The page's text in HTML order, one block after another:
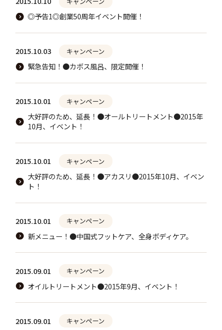
◎予告1◎創業50周年イベント開催！
2015.10.03 キャンペーン
緊急告知！●カボス風呂、限定開催！
2015.10.01 キャンペーン
大好評のため、延長！●オールトリートメント●2015年
10月、イベント！
2015.10.01 キャンペーン
大好評のため、延長！●アカスリ●2015年10月、イベン
ト！
2015.10.01 キャンペーン
新メニュー！●中国式フットケア、全身ボディケア。
2015.09.01 キャンペーン
オイルトリートメント●2015年9月、イベント！
2015.09.01 キャンペーン